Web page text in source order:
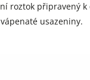
roztok připravený
usazeniny.